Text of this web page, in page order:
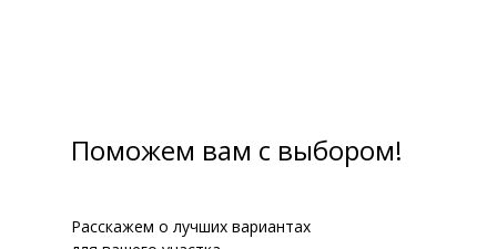
Поможем вам с выбором!
Расскажем о лучших вариантах